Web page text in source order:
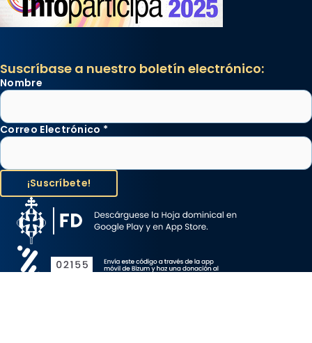
Suscríbase a nuestro boletín electrónico:
Nombre
Correo Electrónico *